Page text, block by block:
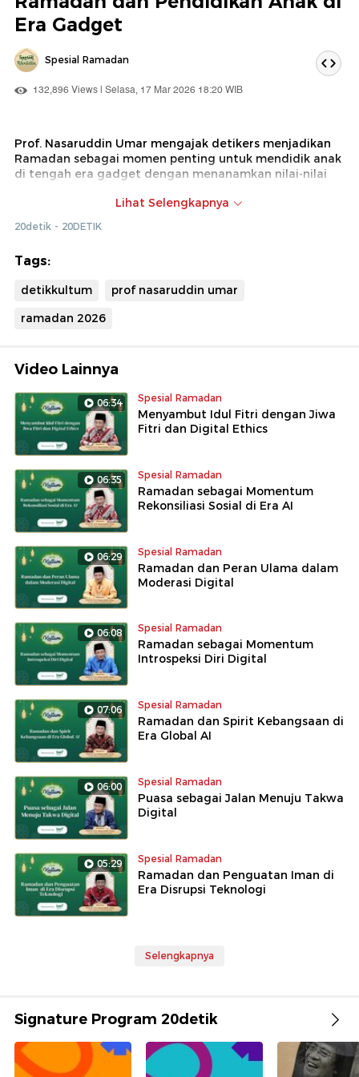
Era Gadget
Spesial Ramadan
132,896 Views | Selasa, 17 Mar 2026 18:20 WIB
Prof. Nasaruddin Umar mengajak detikers menjadikan
Ramadan sebagai momen penting untuk mendidik anak
di tengah era gadget dengan menanamkan nilai-nilai
aktivitas positif seperti sahur bersama. Prof Nasaruddin
juga mengingatkan orang tua dan pengurus masjid
untuk membimbing mereka dengan penuh kesabaran
masjid dan berakhlak baik.
Lihat Selengkapnya
20detik - 20DETIK
Tags:
detikkultum
prof nasaruddin umar
ramadan 2026
Video Lainnya
06:34 Spesial Ramadan
Menyambut Idul Fitri dengan Jiwa
Fitri dan Digital Ethics
06:35 Spesial Ramadan
Ramadan sebagai Momentum
Rekonsiliasi Sosial di Era AI
06:29 Spesial Ramadan
Ramadan dan Peran Ulama dalam
Moderasi Digital
06:08 Spesial Ramadan
Ramadan sebagai Momentum
Introspeksi Diri Digital
07:06 Spesial Ramadan
Ramadan dan Spirit Kebangsaan di
Era Global AI
06:00 Spesial Ramadan
Puasa sebagai Jalan Menuju Takwa
Digital
05:29 Spesial Ramadan
Ramadan dan Penguatan Iman di
Era Disrupsi Teknologi
Selengkapnya
Signature Program 20detik